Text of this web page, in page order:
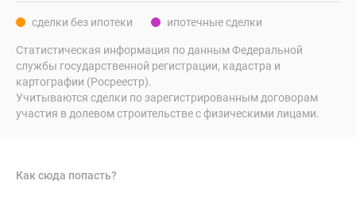
сделки без ипотеки ипотечные сделки
Статистическая информация по данным Федеральной
службы государственной регистрации, кадастра и
картографии (Росреестр).
Учитываются сделки по зарегистрированным договорам
участия в долевом строительстве с физическими лицами.
Как сюда попасть?